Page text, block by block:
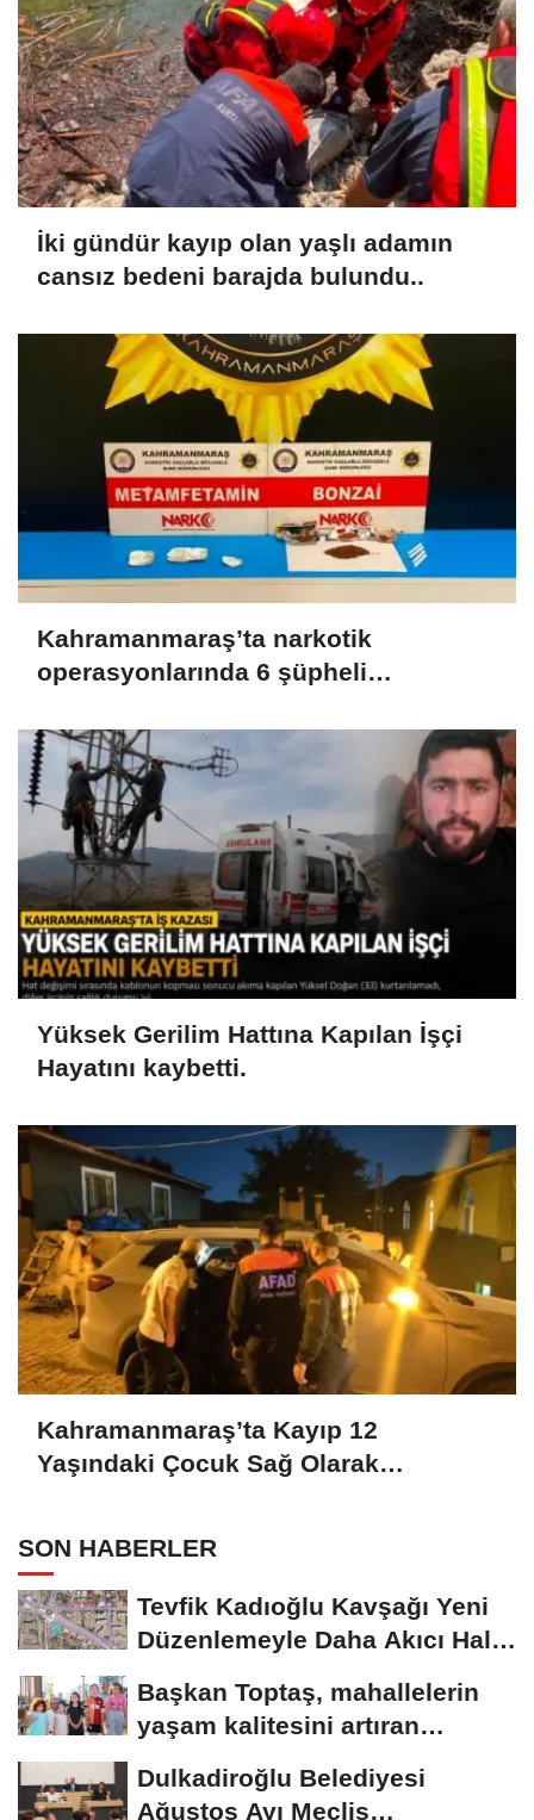
İki gündür kayıp olan yaşlı adamın
cansız bedeni barajda bulundu..
Kahramanmaraş’ta narkotik
operasyonlarında 6 şüpheli
Yüksek Gerilim Hattına Kapılan İşçi
Hayatını kaybetti.
Kahramanmaraş’ta Kayıp 12
Yaşındaki Çocuk Sağ Olarak
SON HABERLER
Tevfik Kadıoğlu Kavşağı Yeni
Düzenlemeyle Daha Akıcı Hale
Başkan Toptaş, mahallelerin
yaşam kalitesini artıran
Dulkadiroğlu Belediyesi
Ağustos Ayı Meclis